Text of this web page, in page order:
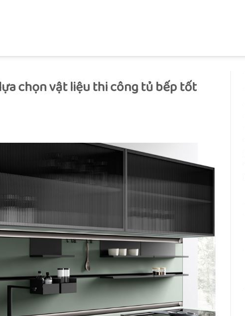
chọn vật liệu thi công tủ bếp tốt